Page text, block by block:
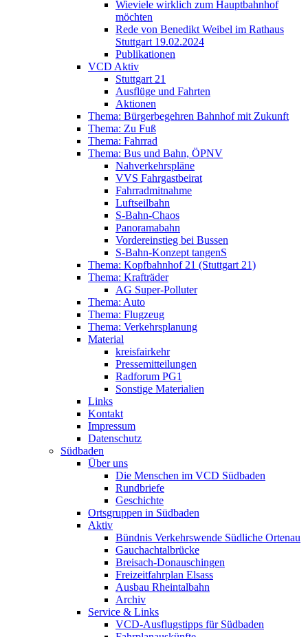
Wieviele wirklich zum Hauptbahnhof
möchten
Rede von Benedikt Weibel im Rathaus
Stuttgart 19.02.2024
Publikationen
VCD Aktiv
Stuttgart 21
Ausflüge und Fahrten
Aktionen
Thema: Bürgerbegehren Bahnhof mit Zukunft
Thema: Zu Fuß
Thema: Fahrrad
Thema: Bus und Bahn, ÖPNV
Nahverkehrspläne
VVS Fahrgastbeirat
Fahrradmitnahme
Luftseilbahn
S-Bahn-Chaos
Panoramabahn
Vordereinstieg bei Bussen
S-Bahn-Konzept tangenS
Thema: Kopfbahnhof 21 (Stuttgart 21)
Thema: Krafträder
AG Super-Polluter
Thema: Auto
Thema: Flugzeug
Thema: Verkehrsplanung
Material
kreisfairkehr
Pressemitteilungen
Radforum PG1
Sonstige Materialien
Links
Kontakt
Impressum
Datenschutz
Südbaden
Über uns
Die Menschen im VCD Südbaden
Rundbriefe
Geschichte
Ortsgruppen in Südbaden
Aktiv
Bündnis Verkehrswende Südliche Ortenau
Gauchachtalbrücke
Breisach-Donauschingen
Freizeitfahrplan Elsass
Ausbau Rheintalbahn
Archiv
Service & Links
VCD-Ausflugstipps für Südbaden